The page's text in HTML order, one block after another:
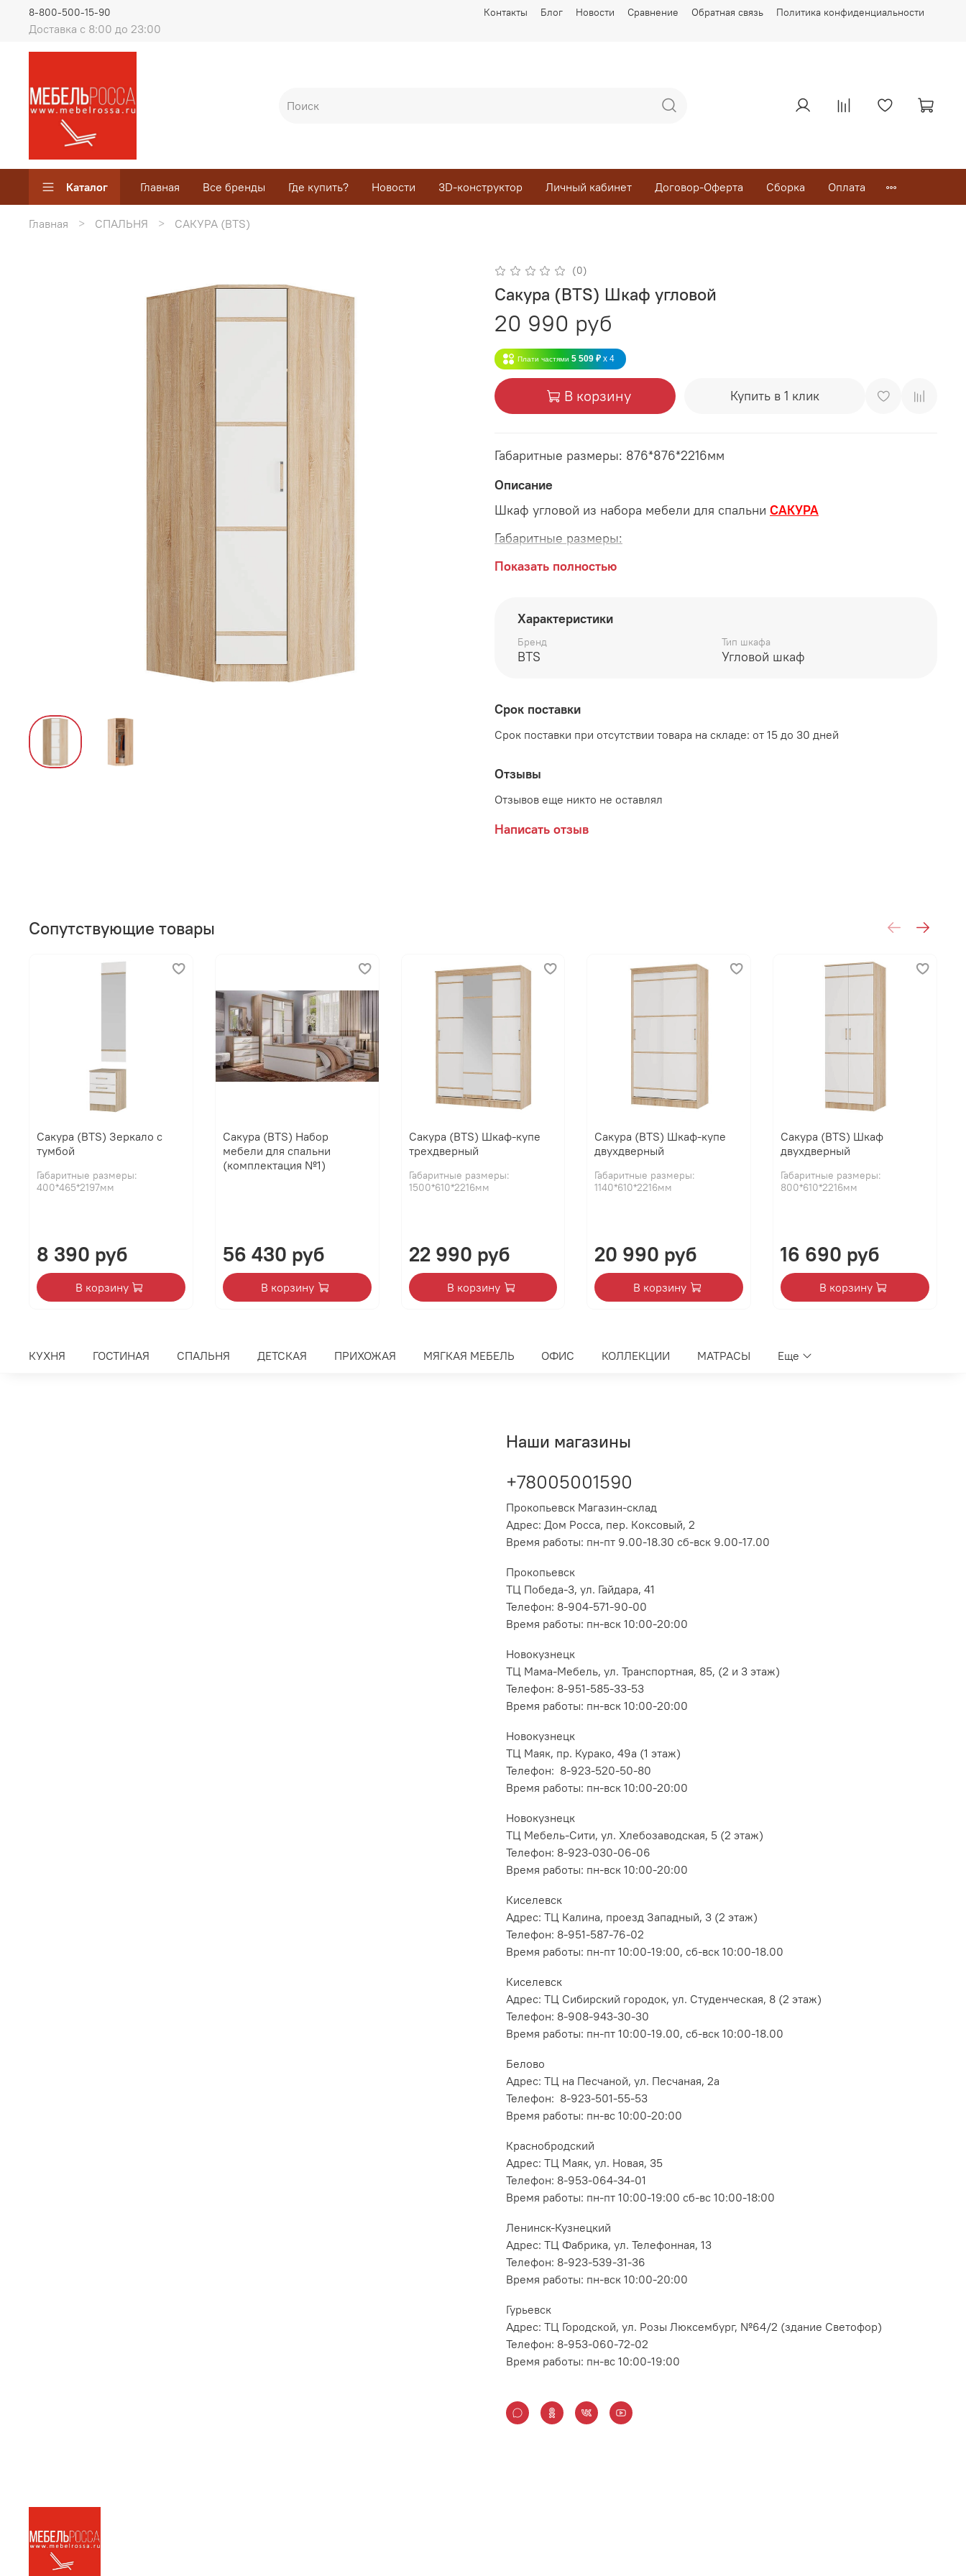
Контакты Блог Новости Сравнение Обратная связь Политика конфиденциальности
Доставка с 8:00 до 23:00
8-800-500-15-90
Каталог Главная Все бренды Где купить? Новости 3D-конструктор Личный кабинет Договор-Оферта Сборка Оплата
Главная СПАЛЬНЯ САКУРА (BTS)
(0)
Сакура (BTS) Шкаф угловой
20 990 руб
Плати частями 5 509 ₽ x 4
В корзину Купить в 1 клик
Габаритные размеры: 876*876*2216мм
Описание
Шкаф угловой из набора мебели для спальни САКУРА
Габаритные размеры:
длина 876 мм
высота 2216 мм
Цвет:Сонома/Белый
Производитель:
Мебельная фабрика BTS
Показать полностью
Характеристики
Бренд
BTS
Тип шкафа
Угловой шкаф
Срок поставки
Срок поставки при отсутствии товара на складе: от 15 до 30 дней
Отзывы
Отзывов еще никто не оставлял
Написать отзыв
Сопутствующие товары
Сакура (BTS) Зеркало с
тумбой
Габаритные размеры:
400*465*2197мм
8 390 руб
В корзину
Сакура (BTS) Набор
мебели для спальни
(комплектация №1)
56 430 руб
В корзину
Сакура (BTS) Шкаф-купе
трехдверный
Габаритные размеры:
1500*610*2216мм
22 990 руб
В корзину
Сакура (BTS) Шкаф-купе
двухдверный
Габаритные размеры:
1140*610*2216мм
20 990 руб
В корзину
Сакура (BTS) Шкаф
двухдверный
Габаритные размеры:
800*610*2216мм
16 690 руб
В корзину
КУХНЯ ГОСТИНАЯ СПАЛЬНЯ ДЕТСКАЯ ПРИХОЖАЯ МЯГКАЯ МЕБЕЛЬ ОФИС КОЛЛЕКЦИИ МАТРАСЫ Еще
Наши магазины
+78005001590
Прокопьевск Магазин-склад
Адрес: Дом Росса, пер. Коксовый, 2
Время работы: пн-пт 9.00-18.30 сб-вск 9.00-17.00
Прокопьевск
ТЦ Победа-3, ул. Гайдара, 41
Телефон: 8-904-571-90-00
Время работы: пн-вск 10:00-20:00
Новокузнецк
ТЦ Мама-Мебель, ул. Транспортная, 85, (2 и 3 этаж)
Телефон: 8-951-585-33-53
Время работы: пн-вск 10:00-20:00
Новокузнецк
ТЦ Маяк, пр. Курако, 49а (1 этаж)
Телефон: 8-923-520-50-80
Время работы: пн-вск 10:00-20:00
Новокузнецк
ТЦ Мебель-Сити, ул. Хлебозаводская, 5 (2 этаж)
Телефон: 8-923-030-06-06
Время работы: пн-вск 10:00-20:00
Киселевск
Адрес: ТЦ Калина, проезд Западный, 3 (2 этаж)
Телефон: 8-951-587-76-02
Время работы: пн-пт 10:00-19:00, сб-вск 10:00-18.00
Киселевск
Адрес: ТЦ Сибирский городок, ул. Студенческая, 8 (2 этаж)
Телефон: 8-908-943-30-30
Время работы: пн-пт 10:00-19.00, сб-вск 10:00-18.00
Белово
Адрес: ТЦ на Песчаной, ул. Песчаная, 2а
Телефон: 8-923-501-55-53
Время работы: пн-вс 10:00-20:00
Краснобродский
Адрес: ТЦ Маяк, ул. Новая, 35
Телефон: 8-953-064-34-01
Время работы: пн-пт 10:00-19:00 сб-вс 10:00-18:00
Ленинск-Кузнецкий
Адрес: ТЦ Фабрика, ул. Телефонная, 13
Телефон: 8-923-539-31-36
Время работы: пн-вск 10:00-20:00
Гурьевск
Адрес: ТЦ Городской, ул. Розы Люксембург, №64/2 (здание Светофор)
Телефон: 8-953-060-72-02
Время работы: пн-вс 10:00-19:00